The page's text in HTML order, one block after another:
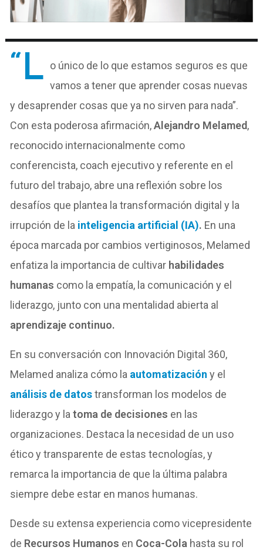
“L o único de lo que estamos seguros es que
vamos a tener que aprender cosas nuevas
y desaprender cosas que ya no sirven para nada”.
Con esta poderosa afirmación,Alejandro Melamed,
reconocido internacionalmente como
conferencista, coach ejecutivo y referente en el
futuro del trabajo, abre una reflexión sobre los
desafíos que plantea la transformación digital y la
irrupción de la inteligencia artificial (IA). En una
época marcada por cambios vertiginosos, Melamed
enfatiza la importancia de cultivar habilidades
humanas como la empatía, la comunicación y el
liderazgo, junto con una mentalidad abierta al
aprendizaje continuo.
En su conversación con Innovación Digital 360,
Melamed analiza cómo la automatización y el
análisis de datostransforman los modelos de
liderazgo y la toma de decisiones en las
organizaciones. Destaca la necesidad de un uso
ético y transparente de estas tecnologías, y
remarca la importancia de que la última palabra
siempre debe estar en manos humanas.
Desde su extensa experiencia como vicepresidente
de Recursos Humanos en Coca-Cola hasta su rol